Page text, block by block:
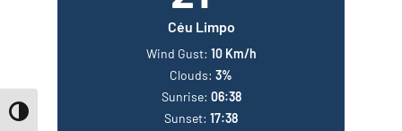
Toggle High Contrast
Céu Limpo
Wind Gust: 10 Km/h
Clouds: 3%
Sunrise: 06:38
Sunset: 17:38